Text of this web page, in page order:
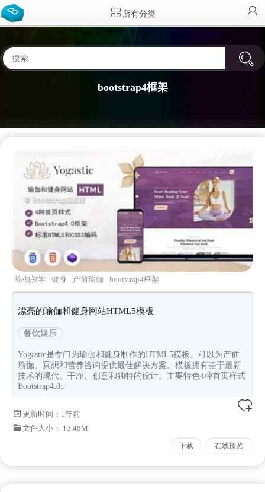
所有分类
bootstrap4框架
瑜伽教学 健身 产前瑜伽
bootstrap4框架
漂亮的瑜伽和健身网站HTML5模板
餐饮娱乐
Yogastic是专门为瑜伽和健身制作的HTML5模板。可以为产前
瑜伽、冥想和营养咨询提供最佳解决方案。模板拥有基于最新
技术的现代、干净、创意和独特的设计。主要特色4种首页样式
Bootstrap4.0...
更新时间： 1年前
文件大小： 13.48M
下载 在线预览